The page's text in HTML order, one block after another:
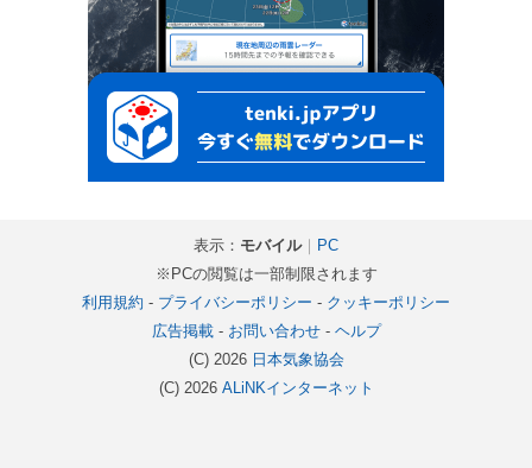
表示： モバイル｜ PC
※PCの閲覧は一部制限されます
利用規約 - プライバシーポリシー - クッキーポリシー
広告掲載- お問い合わせ- ヘルプ
(C) 2026 日本気象協会
(C) 2026 ALiNKインターネット